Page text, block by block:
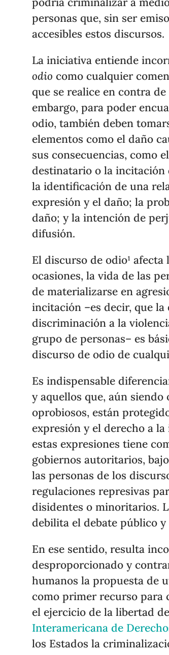
personas que, sin ser
accesibles estos discursos.
La iniciativa entiende
odio como cualquier
que se realice en contra
embargo, para poder
odio, también deben
elementos como el daño
sus consecuencias, como
destinatario o la incitación
la identificación de una
expresión y el daño; la
daño; y la intención de
difusión.
El discurso de odio¹
ocasiones, la vida de las
de materializarse en
incitación –es decir, que
discriminación a la
grupo de personas– es
discurso de odio de
Es indispensable
y aquellos que, aún siendo
oprobiosos, están
expresión y el derecho a
estas expresiones tiene
gobiernos autoritarios,
las personas de los
regulaciones represivas
disidentes o minoritarios.
debilita el debate público y
En ese sentido, resulta
desproporcionado y
humanos la propuesta de
como primer recurso para
el ejercicio de la libertad
Interamericana de
los Estados la